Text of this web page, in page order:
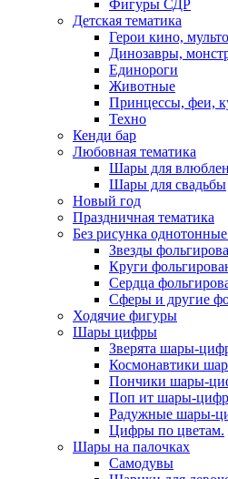
Фигуры СДР
Детская тематика
Герои кино,
Динозавры,
Единороги
Животные
Принцессы, феи,
Техно
Кенди бар
Любовная тематика
Шары для
Шары для свадьбы
Новый год
Праздничная тематика
Без рисунка
Звезды
Круги
Сердца
Сферы и другие
Ходячие фигуры
Шары цифры
Зверята шары-
Космонавтики
Пончики шары-
Поп ит шары-
Радужные шары-
Цифры по цветам.
Шары на палочках
Самодувы